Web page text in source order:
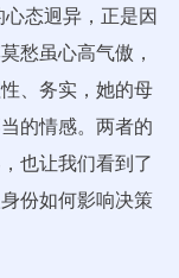
态迥异，正是因
愁虽心高气傲，
、务实，她的母
的情感。两者的
也让我们看到了
份如何影响决策